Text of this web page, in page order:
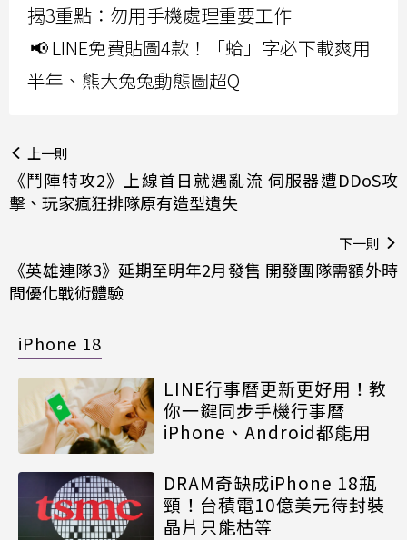
揭3重點：勿用手機處理重要工作
📢 LINE免費貼圖4款！「蛤」字必下載爽用
半年、熊大兔兔動態圖超Q
上一則
《鬥陣特攻2》上線首日就遇亂流 伺服器遭DDoS攻
擊、玩家瘋狂排隊原有造型遺失
下一則
《英雄連隊3》延期至明年2月發售 開發團隊需額外時
間優化戰術體驗
iPhone 18
LINE行事曆更新更好用！教
你一鍵同步手機行事曆
iPhone、Android都能用
DRAM奇缺成iPhone 18瓶
頸！台積電10億美元待封裝
晶片只能枯等